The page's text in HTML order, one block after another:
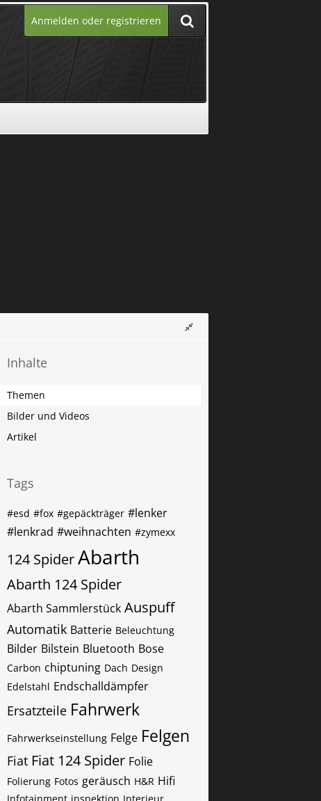
Anmelden oder registrieren
Inhalte
Themen
Bilder und Videos
Artikel
Tags
#esd #fox #gepäckträger #lenker
#lenkrad #weihnachten #zymexx
124 SpiderAbarth
Abarth 124 Spider
Abarth Sammlerstück Auspuff
Automatik Batterie Beleuchtung
Bilder Bilstein Bluetooth Bose
Carbon chiptuning Dach Design
Edelstahl Endschalldämpfer
Ersatzteile Fahrwerk
Fahrwerkseinstellung Felge Felgen
Fiat Fiat 124 Spider Folie
Folierung Fotos geräusch H&R Hifi